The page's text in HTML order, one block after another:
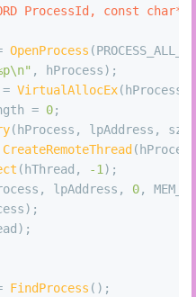
ProcessId, const char*
OpenProcess
, hProcess);
=
VirtualAllocEx(hProcess,
=
0;
(hProcess, lpAddress,
CreateRemoteThread
(hThread, -1 );
lpAddress, 0,
FindProcess ();